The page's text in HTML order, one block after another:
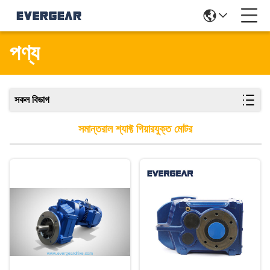
পণ্য
সকল বিভাগ
সমান্তরাল শ্যাফ্ট গিয়ারযুক্ত মোটর